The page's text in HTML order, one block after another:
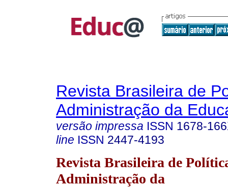
Revista Brasileira de
Administração da
versão impressa ISSN 1678-
line ISSN 2447-4193
Revista Brasileira de
Administração da